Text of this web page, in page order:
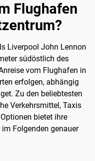
Flughafen
Liverpool John Lennon
südöstlich des
vom Flughafen in
erfolgen, abhängig
Zu den beliebtesten
Verkehrsmittel, Taxis
bietet ihre
Folgenden genauer